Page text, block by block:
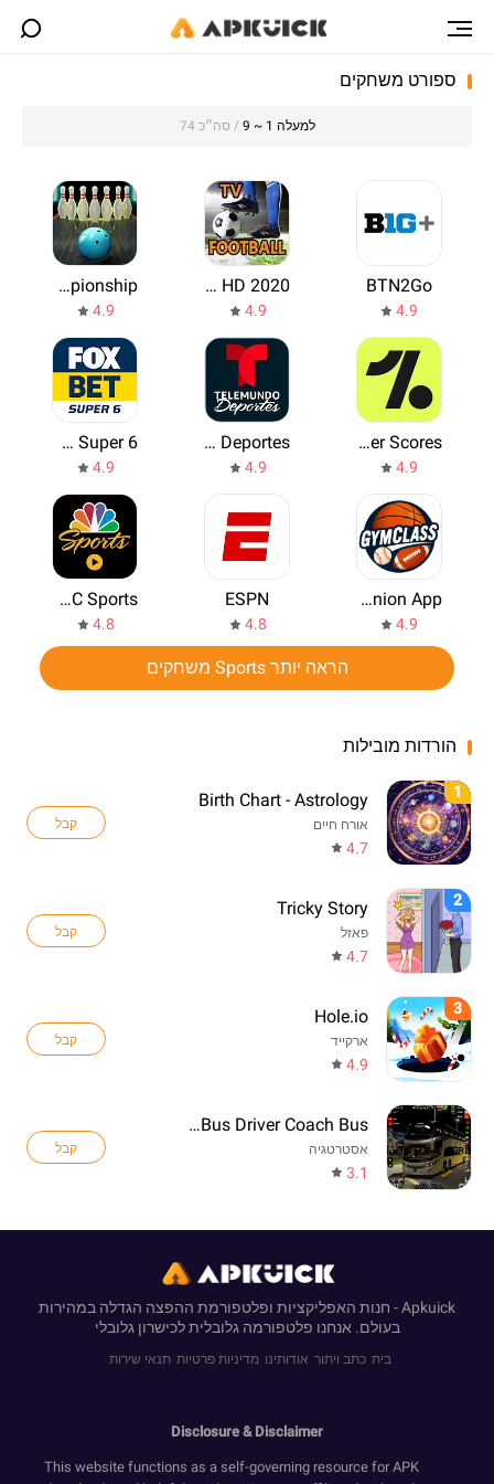
ספורט משחקים
למעלה 1 ~ 9 / סה״כ 74
BTN2Go
4.9
Live Football TV HD 2020
4.9
World Bowling Championship
4.9
OneFootball - Soccer Scores
4.9
Telemundo Deportes
4.9
FOXBET Super 6
4.9
Gym Class VR: Companion App
4.9
ESPN
4.8
NBC Sports
4.8
הראה יותר Sports משחקים
הורדות מובילות
1
Birth Chart - Astrology
אורח חיים
4.7
קבל
2
Tricky Story
פאזל
4.7
קבל
3
Hole.io
ארקייד
4.9
קבל
Real Bus Driver Coach Bus
אסטרטגיה
3.1
קבל
Apkuick - חנות האפליקציות ופלטפורמת ההפצה הגדלה במהירות
בעולם. אנחנו פלטפורמה גלובלית לכישרון גלובלי
בית כתב ויתור אודותינו מדיניות פרטיות תנאי שירות
Disclosure & Disclaimer
This website functions as a self-governing resource for APK